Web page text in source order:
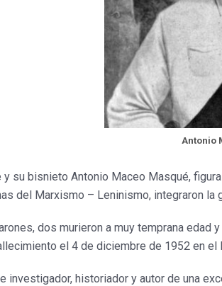
Antonio
su bisnieto Antonio Maceo Masqué,
del Marxismo – Leninismo, integraron la
dos murieron a muy temprana
el 4 de diciembre de 1952 en el
investigador, historiador y autor de una